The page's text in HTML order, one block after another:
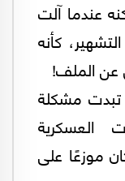
عندما آلت
كأنه
عن الملف!
(5) يونيو/حزيران (1967) تبدت مشكلة
العسكرية
موزعًا على